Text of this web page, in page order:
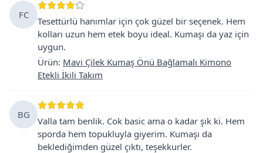
FC
Tesettürlü hanımlar için çok güzel bir seçenek. Hem
kolları uzun hem etek boyu ideal. Kumaşı da yaz için
uygun.
Ürün: Mavi Çilek Kumaş Önü Bağlamalı Kimono
Etekli İkili Takım
BG
Valla tam benlik. Cok basic ama o kadar şık ki. Hem
sporda hem topukluyla giyerim. Kumaşı da
beklediğimden güzel çıktı, teşekkurler.